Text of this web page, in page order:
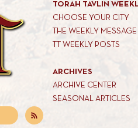
TORAH TAVLIN
CHOOSE YOUR CITY
THE WEEKLY MESSAGE
TT WEEKLY POSTS
ARCHIVES
ARCHIVE CENTER
SEASONAL ARTICLES